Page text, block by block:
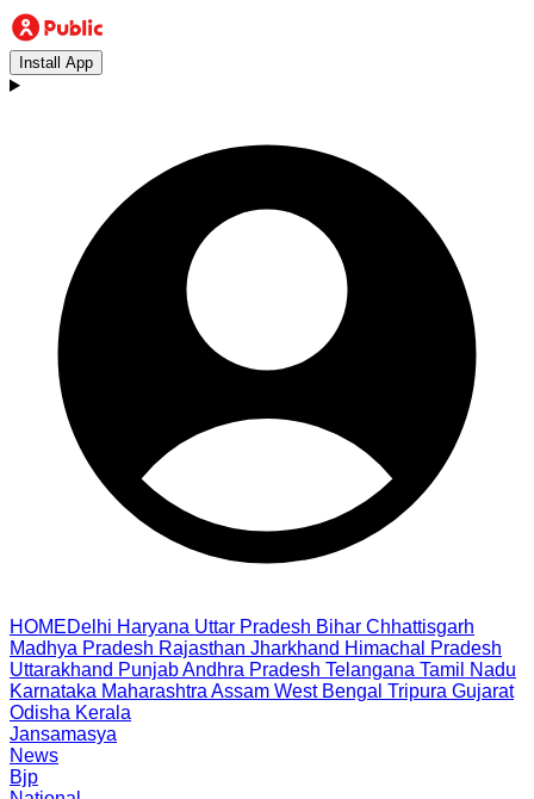
Install App
HOMEDelhi Haryana Uttar Pradesh Bihar Chhattisgarh
Madhya Pradesh Rajasthan Jharkhand Himachal Pradesh
Uttarakhand PunjabAndhra Pradesh Telangana Tamil Nadu
Karnataka Maharashtra Assam West Bengal Tripura Gujarat
Odisha Kerala
Jansamasya
News
Bjp